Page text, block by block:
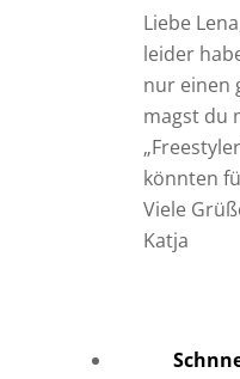
Liebe
leider
nur einen
magst du
könnten
Viele
Katja